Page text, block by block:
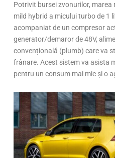
Potrivit bursei zvonurilor,
mild hybrid a micului turbo de 1
acompaniat de un compresor
generator/demaror de 48V,
convențională (plumb) care va
frânare. Acest sistem va asista
pentru un consum mai mic și o